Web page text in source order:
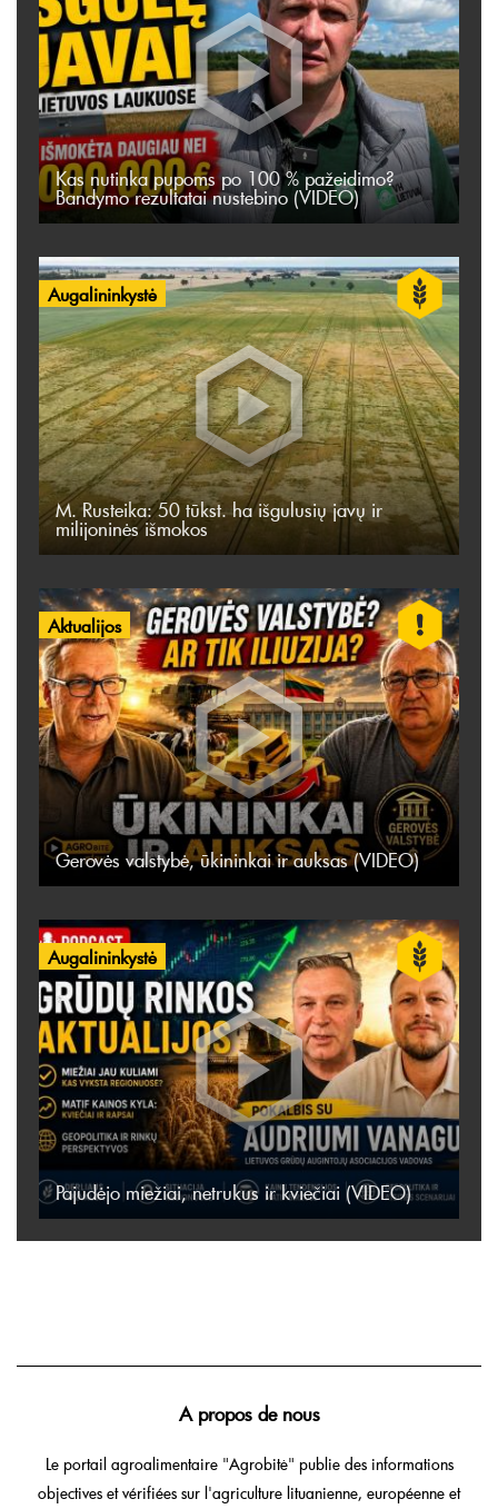
Kas nutinka pupoms po 100 % pažeidimo?
Bandymo rezultatai nustebino (VIDEO)
Augalininkystė
M. Rusteika: 50 tūkst. ha išgulusių javų ir
milijoninės išmokos
Aktualijos
Gerovės valstybė, ūkininkai ir auksas (VIDEO)
Augalininkystė
Pajudėjo miežiai, netrukus ir kviečiai (VIDEO)
A propos de nous
Le portail agroalimentaire "Agrobitė" publie des informations
objectives et vérifiées sur l'agriculture lituanienne, européenne et